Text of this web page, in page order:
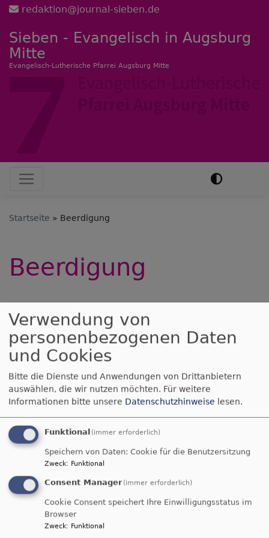
Direkt
Inhalt
redaktion@journal-sieben.de
Sieben - Evangelisch in Augsburg
Mitte
Evangelisch-Lutherische Pfarrei Augsburg Mitte
Hauptnavigation
Startseite Beerdigung
Beerdigung
Beerdigung und
Trauerbegleitung
Wir begleiten Sie, wenn ein Mensch im Sterben
liegt oder gestorben ist.
Kontaktieren Sie hierfür IhreGemeinde-
Pfarrer:in / -Diakonin
Eine persönlich gestaltete Trauerfeier ist uns
wichtig. Im Trauergespräch wird dafür alles
besprochen.
Die Durchführung der Trauerfeier ist für
Kirchenmitglieder kostenfrei.
Verwendung von
personenbezogenen Daten
und Cookies
Bitte die Dienste und Anwendungen von Drittanbietern
auswählen, die wir nutzen möchten. Für weitere
Informationen bitte unsere Datenschutzhinweise lesen.
Funktional (immer erforderlich)
Speichern von Daten: Cookie für die Benutzersitzung
Zweck: Funktional
Consent Manager (immer erforderlich)
Cookie Consent speichert Ihre Einwilligungsstatus im
Browser
Zweck: Funktional